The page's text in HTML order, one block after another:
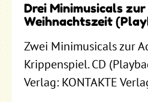
Drei Minimusicals
Weihnachtszeit
Zwei Minimusicals zur
Krippenspiel. CD
Verlag: KONTAKTE